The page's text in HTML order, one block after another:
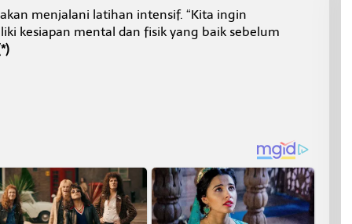
menjalani latihan intensif. “Kita ingin
kesiapan mental dan fisik yang baik sebelum